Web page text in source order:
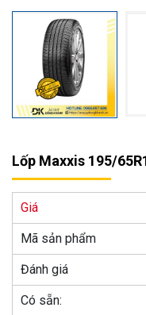
Lốp Maxxis 195/
Giá
Mã sản phẩm
Đánh giá
Có sẵn: